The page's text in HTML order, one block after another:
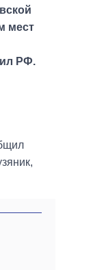
мест
РФ.